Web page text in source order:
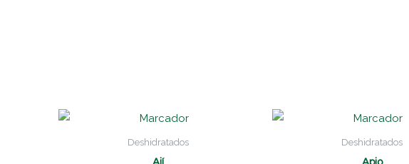
Deshidratados
Deshidratados